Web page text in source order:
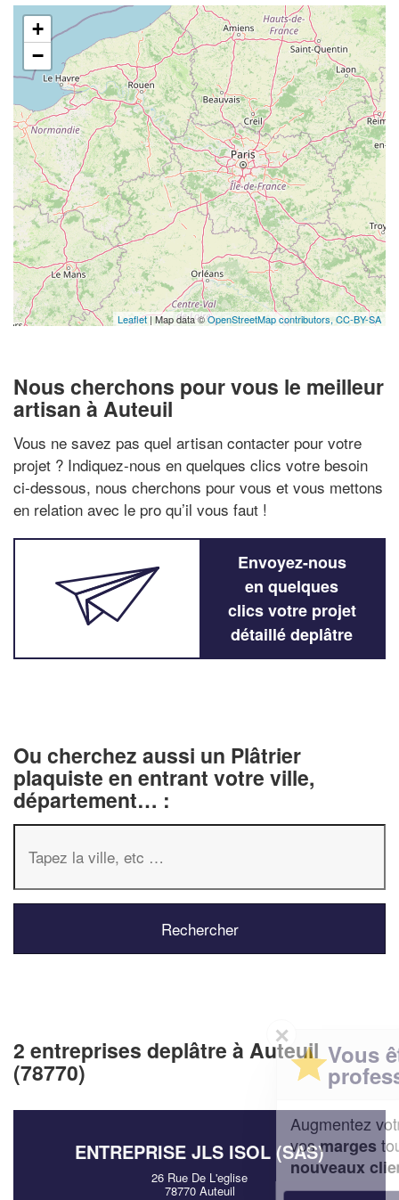
+
−
Leaflet| Map data ©OpenStreetMap contributors, CC-BY-SA
Nous cherchons pour vous le meilleur
artisan à Auteuil
Vous ne savez pas quel artisan contacter pour votre
projet ? Indiquez-nous en quelques clics votre besoin
ci-dessous, nous cherchons pour vous et vous mettons
en relation avec le pro qu’il vous faut !
Envoyez-nous
en quelques
clics votre projet
détaillé deplâtre
Ou cherchez aussi un Plâtrier
plaquiste en entrant votre ville,
département… :
2 entreprises deplâtre à Auteuil
(78770)
ENTREPRISE JLS ISOL (SAS)
26 Rue De L'eglise
78770 Auteuil
Vous êtes un
professionnel ?
chiffre d'affaireset
vosmargestout en gagnant de
nouveaux clients!